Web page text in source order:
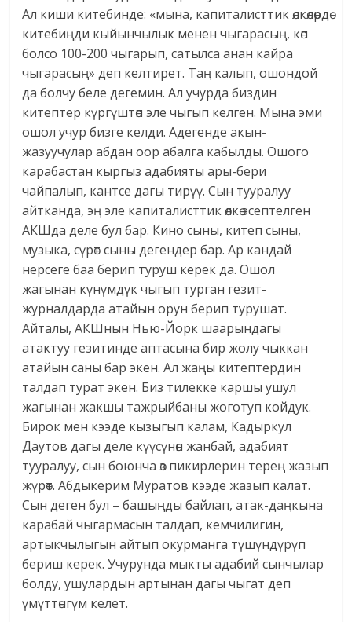
Ал киши китебинде: «мына, капиталисттик өлкөлөрдө
китебиңди кыйынчылык менен чыгарасың, көп
болсо 100-200 чыгарып, сатылса анан кайра
чыгарасың» деп келтирет. Таң калып, ошондой
да болчу беле дегемин. Ал учурда биздин
китептер күргүштөп эле чыгып келген. Мына эми
ошол учур бизге келди. Адегенде акын-
жазуучулар абдан оор абалга кабылды. Ошого
карабастан кыргыз адабияты ары-бери
чайпалып, кантсе дагы тирүү. Сын тууралуу
айтканда, эң эле капиталисттик өлкө эсептелген
АКШда деле бул бар. Кино сыны, китеп сыны,
музыка, сүрөт сыны дегендер бар. Ар кандай
нерсеге баа берип туруш керек да. Ошол
жагынан күнүмдүк чыгып турган гезит-
журналдарда атайын орун берип турушат.
Айталы, АКШнын Нью-Йорк шаарындагы
атактуу гезитинде аптасына бир жолу чыккан
атайын саны бар экен. Ал жаңы китептердин
талдап турат экен. Биз тилекке каршы ушул
жагынан жакшы тажрыйбаны жоготуп койдук.
Бирок мен кээде кызыгып калам, Кадыркул
Даутов дагы деле күүсүнөн жанбай, адабият
тууралуу, сын боюнча өз пикирлерин терең жазып
жүрөт. Абдыкерим Муратов кээде жазып калат.
Сын деген бул – башыңды байлап, атак-даңкына
карабай чыгармасын талдап, кемчилигин,
артыкчылыгын айтып окурманга түшүндүрүп
бериш керек. Учурунда мыкты адабий сынчылар
болду, ушулардын артынан дагы чыгат деп
үмүттөнгүм келет.